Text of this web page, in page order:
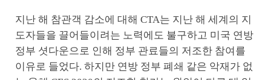
지난 해 참관객 감소에 대해 CTA는 지난 해 세계의 지
도자들을 끌어들이려는 노력에도 불구하고 미국 연방
정부 셧다운으로 인해 정부 관료들의 저조한 참여를
이유로 들었다. 하지만 연방 정부 폐쇄 같은 악재가 없